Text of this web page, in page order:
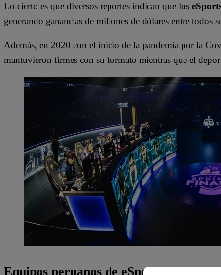
Lo cierto es que diversos reportes indican que los
generando ganancias de millones de dólares entre todos
Además, en 2020 con el inicio de la pandemia por la
mantuvieron firmes con su formato mientras que el
Equipos peruanos de eSports